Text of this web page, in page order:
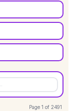
Page 1 of 2491